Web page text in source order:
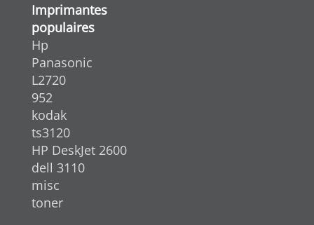
Imprimantes
populaires
Hp
Panasonic
L2720
952
kodak
ts3120
HP DeskJet 2600
dell 3110
misc
toner